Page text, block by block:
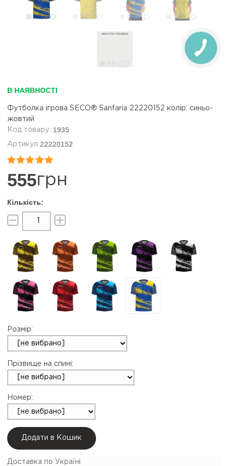
В НАЯВНОСТІ
Футболка ігрова SECO® Sanfaria 22220152 колiр: синьо-
жовтий
1935
22220152


555грн
Розмір:
Прізвище на спині:
Номер:
Додати в Кошик
Доставка по Україні